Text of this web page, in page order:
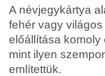
A névjegykártya
fehér vagy
előállítása komoly
mint ilyen
említettük.